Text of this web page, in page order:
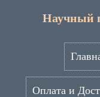
Научный
Оплата и